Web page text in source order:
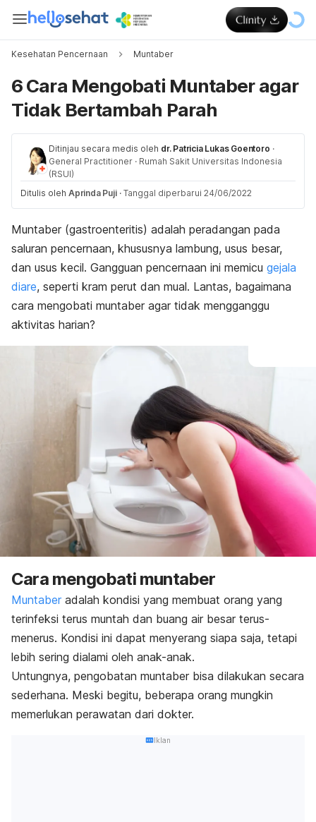
Kesehatan Pencernaan Muntaber
6 Cara Mengobati Muntaber agar
Tidak Bertambah Parah
Ditinjau secara medis oleh dr. Patricia Lukas Goentoro ·
General Practitioner · Rumah Sakit Universitas Indonesia
(RSUI)
Ditulis oleh Aprinda Puji · Tanggal diperbarui 24/06/2022
Muntaber (gastroenteritis) adalah peradangan pada
saluran pencernaan, khususnya lambung, usus besar,
dan usus kecil. Gangguan pencernaan ini memicu gejala
diare, seperti kram perut dan mual. Lantas, bagaimana
cara mengobati muntaber agar tidak mengganggu
aktivitas harian?
Cara mengobati muntaber
Muntaber adalah kondisi yang membuat orang yang
terinfeksi terus muntah dan buang air besar terus-
menerus. Kondisi ini dapat menyerang siapa saja, tetapi
lebih sering dialami oleh anak-anak.
Untungnya, pengobatan muntaber bisa dilakukan secara
sederhana. Meski begitu, beberapa orang mungkin
memerlukan perawatan dari dokter.
Iklan